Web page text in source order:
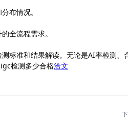
布情况。
全流程需求。
标准和结果解读。无论是AI率检测、
检测多少合格洽文